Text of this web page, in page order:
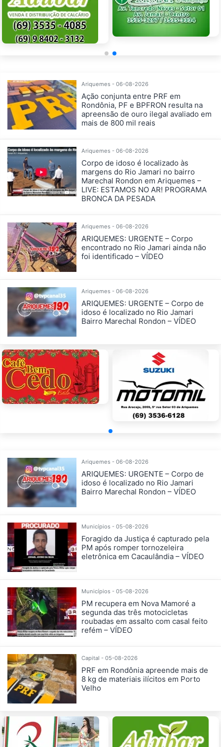
Ariquemes - 06-08-2026
Ação conjunta entre PRF em
Rondônia, PF e BPFRON resulta na
apreensão de ouro ilegal avaliado em
mais de 800 mil reais
Ariquemes - 06-08-2026
Corpo de idoso é localizado às
margens do Rio Jamari no bairro
Marechal Rondon em Ariquemes –
LIVE: ESTAMOS NO AR! PROGRAMA
BRONCA DA PESADA
Ariquemes - 06-08-2026
ARIQUEMES: URGENTE – Corpo
encontrado no Rio Jamari ainda não
foi identificado – VÍDEO
Ariquemes - 06-08-2026
ARIQUEMES: URGENTE – Corpo de
idoso é localizado no Rio Jamari
Bairro Marechal Rondon – VÍDEO
Ariquemes - 06-08-2026
ARIQUEMES: URGENTE – Corpo de
idoso é localizado no Rio Jamari
Bairro Marechal Rondon – VÍDEO
Municípios - 05-08-2026
Foragido da Justiça é capturado pela
PM após romper tornozeleira
eletrônica em Cacaulândia – VÍDEO
Municípios - 05-08-2026
PM recupera em Nova Mamoré a
segunda das três motocicletas
roubadas em assalto com casal feito
refém – VÍDEO
Capital - 05-08-2026
PRF em Rondônia apreende mais de
8 kg de materiais ilícitos em Porto
Velho